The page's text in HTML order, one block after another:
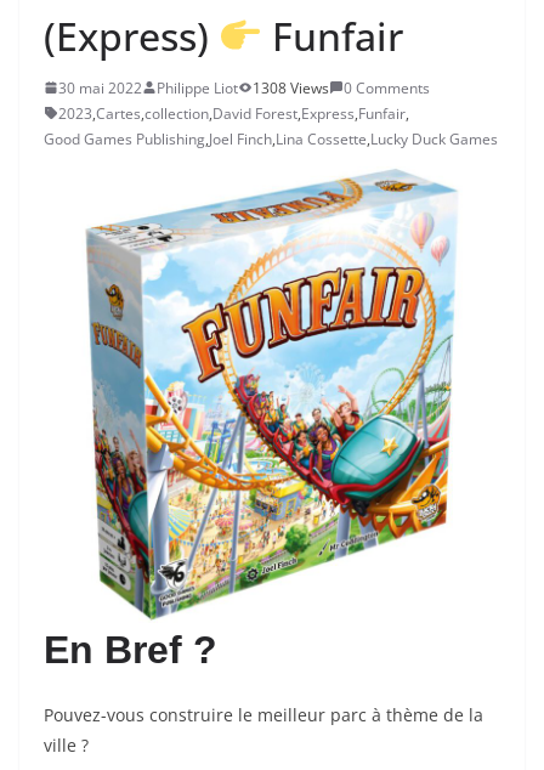
(Express) Funfair
30 mai 2022 Philippe Liot 1308 Views
0 Comments
2023,Cartes,collection,David Forest,Express,Funfair,
Good Games Publishing,Joel Finch,Lina Cossette,Lucky Duck Games
En Bref ?
Pouvez-vous construire le meilleur parc à thème de la
ville ?